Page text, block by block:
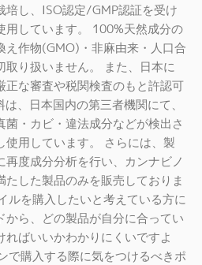
培し、ISO認定/GMP認証を受け
用しています。 100%天然成分の
え作物(GMO)・非麻由来・人口合
取り扱いません。 また、日本に
正な審査や税関検査のもと許認可
、日本国内の第三者機関にて、
・カビ・違法成分などが検出さ
用しています。 さらには、製
度成分分析を行い、カンナビノ
した製品のみを販売しておりま
ルを購入したいと考えている方に
から、どの製品が自分に合ってい
ればいいかわかりにくいですよ
で購入する際に気をつけるべきポ